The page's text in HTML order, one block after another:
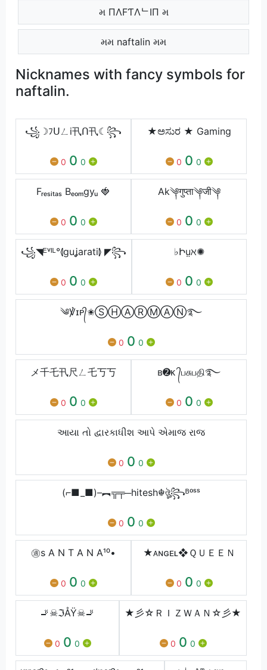
મ ПΛFƬΛᄂIП મ
મમ naftalin મમ
Nicknames with fancy symbols for
naftalin.
꧁☽︎ﾌᑌㄥi卂ᑎ卂☾︎꧂
0 0 0
★ಅಸುರ ★ Gaming
0 0 0
Fᵣₑₛᵢₜₐₛ Bₑₒₘgyᵤ 🍓
0 0 0
Ak༆गुप्ता༆जी༆
0 0 0
꧁◥ᴱᵛᴵᴸ°⦉guʝarati⦊ ◤꧂
0 0 0
♭Իṳℵ✺
0 0 0
༄℣ɪᴘ᭄✬ⓈⒽⒶⓇⓂⒶⓃ࿐
0 0 0
メ千乇卂尺ㄥ乇丂丂
0 0 0
ʙ➋ᴋ ᭄பசுபதி࿐
0 0 0
આયા તો દ્વારકાધીશ આપે એમાજ રાજ
0 0 0
(⌐■_■)–︻╦╤─hitesh☬ঔৣ꧂ᴮᵒˢˢ
0 0 0
㊜s A N T A N A¹⁰•
0 0 0
★ᴀɴɢᴇʟ❖ＱＵＥＥＮ
0 0 0
🚬☠ℑÅŸ☠🚬
0 0 0
★彡☆ＲＩＺＷＡＮ☆彡★
0 0 0